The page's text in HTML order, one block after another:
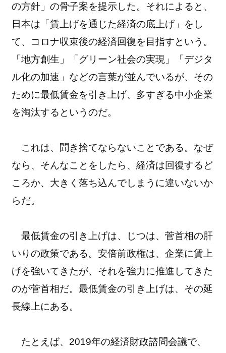
の方針」の骨子案を提示した。それによると、
日本は「賃上げを通じた経済の底上げ」をし
て、コロナ収束後の経済回復を目指すという。
「地方創生」「グリーン社会の実現」「デジタ
ル化の加速」などの言葉が並んでいるが、その
ために最低賃金を引き上げ、多すぎる中小企業
を淘汰するというのだ。
これは、聞き捨てならないことである。なぜ
なら、そんなことをしたら、経済は回復するど
ころか、大きく落ち込んでしまうに違いないか
らだ。
最低賃金の引き上げは、じつは、菅首相の肝
いりの政策である。安倍前政権は、企業に賃上
げを強いてきたが、それを強力に推進してきた
のが菅首相だ。最低賃金の引き上げは、その延
長線上にある。
たとえば、2019年の経済財政諮問会議で、